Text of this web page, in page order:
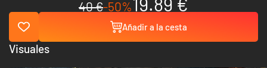
40 €-50%
Añadir a la cesta
Visuales